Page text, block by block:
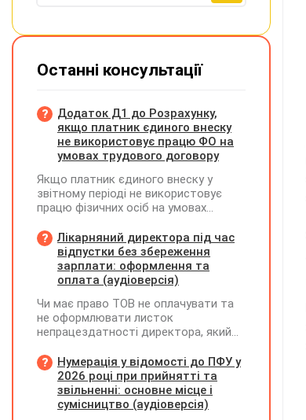
Останні консультації
Додаток Д1 до Розрахунку,
якщо платник єдиного внеску
не використовує працю ФО на
умовах трудового договору
Якщо платник єдиного внеску у
звітному періоді не використовує
працю фізичних осіб на умовах
на інших умовах, передбачених
законодавством, Додаток Д1/
Додаток ФІЗ-Д1 за відповідний
період не подається
Лікарняний директора під час
відпустки без збереження
зарплати: оформлення та
оплата (аудіоверсія)
Чи має право ТОВ не оплачувати та
не оформлювати листок
непрацездатності директора, який
збереження заробітної плати під час
призупинення діяльності
підприємства?
Нумерація у відомості до ПФУ у
2026 році при прийнятті та
звільненні: основне місце і
сумісництво (аудіоверсія)